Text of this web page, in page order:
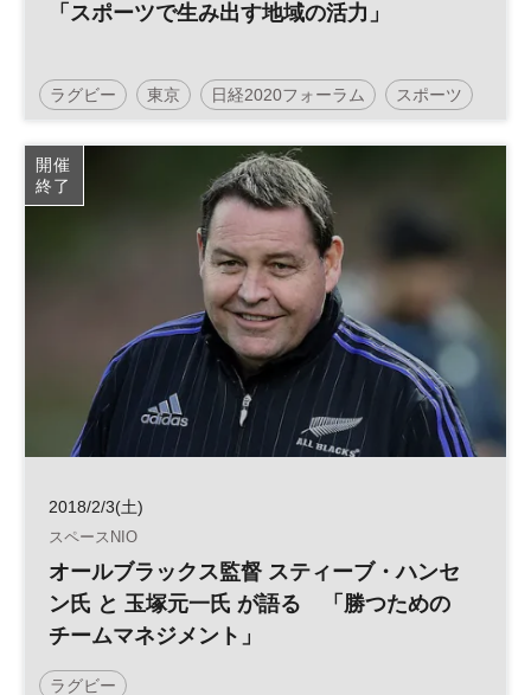
「スポーツで生み出す地域の活力」
ラグビー 東京 日経2020フォーラム スポーツ
東京2020 街づくり 五輪 オリパラ
チャレンジニッポン
開催
終了
2018/2/3(土)
スペースNIO
オールブラックス監督 スティーブ・ハンセ
ン氏 と 玉塚元一氏 が語る 「勝つための
チームマネジメント」
ラグビー